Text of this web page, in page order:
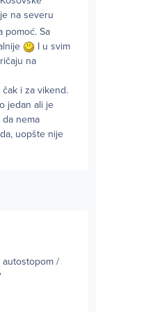
na severu
pomoć. Sa
I u svim
na
i za vikend.
jedan ali je
nema
uopšte nije
autostopom /